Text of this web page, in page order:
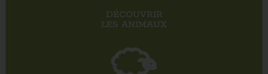
DÉCOUVRIR
LES ANIMAUX